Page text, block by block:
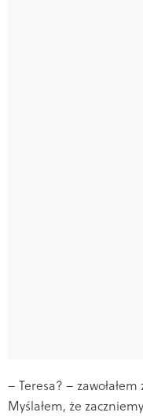
– Teresa? –
Myślałem, że